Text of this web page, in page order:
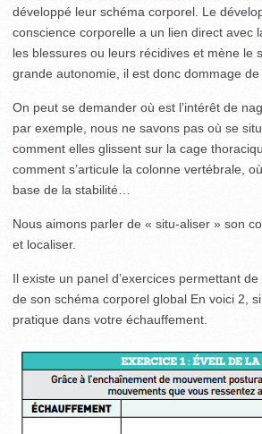
développé leur schéma corporel. Le
conscience corporelle a un lien direct avec
les blessures ou leurs récidives et mène le
grande autonomie, il est donc dommage de
On peut se demander où est l’intérêt de
par exemple, nous ne savons pas où se
comment elles glissent sur la cage
comment s’articule la colonne vertébrale,
base de la stabilité…
Nous aimons parler de « situ-aliser » son
et localiser.
Il existe un panel d’exercices permettant
de son schéma corporel global En voici 2,
pratique dans votre échauffement.